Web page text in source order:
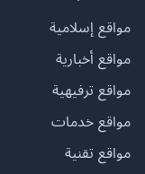
مواقع إسلامية
مواقع أخبارية
مواقع ترفيهية
مواقع خدمات
مواقع تقنية